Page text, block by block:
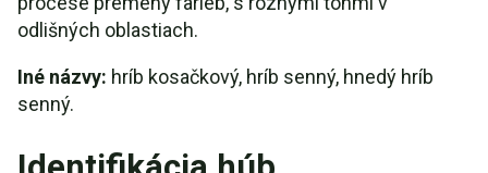
odlišných oblastiach.
Iné názvy: hríb kosačkový, hríb senný, hnedý hríb
senný.